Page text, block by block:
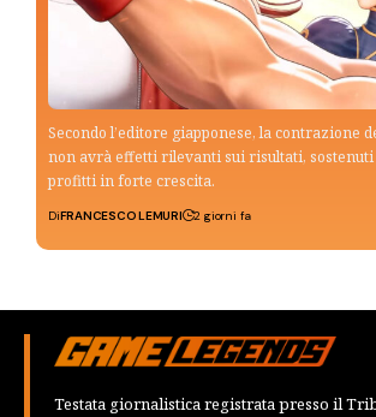
Secondo l’editore giapponese, la contrazione
non avrà effetti rilevanti sui risultati, sostenuti
profitti in forte crescita.
DiFRANCESCO LEMURI 2 giorni fa
Testata giornalistica registrata presso il